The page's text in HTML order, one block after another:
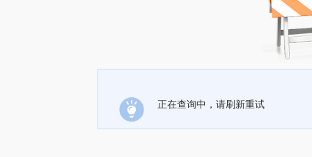
正在查询中，请刷新重试